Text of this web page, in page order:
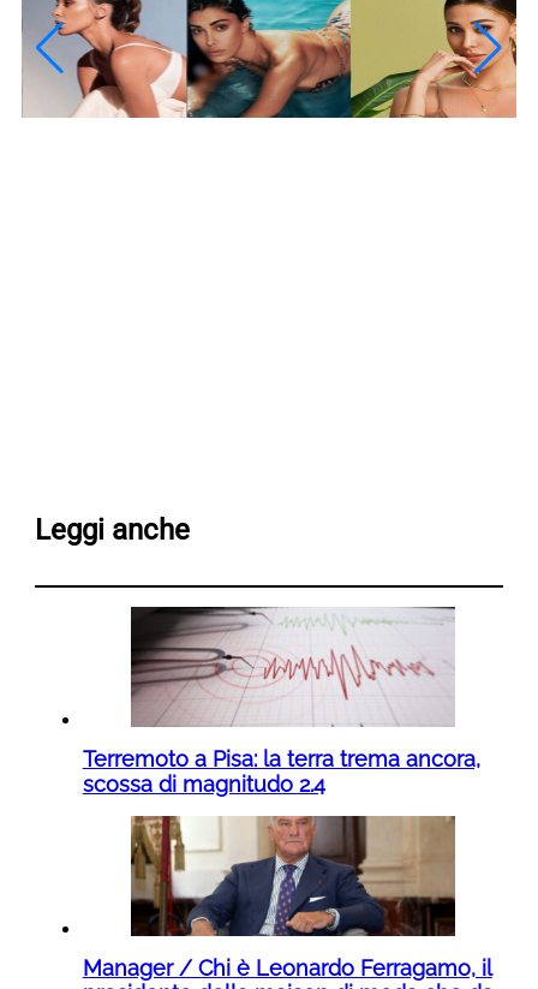
Leggi anche
Terremoto a Pisa: la terra trema ancora,
scossa di magnitudo 2.4
Manager / Chi è Leonardo Ferragamo, il